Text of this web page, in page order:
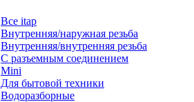
Все itap
Внутренняя/наружная резьба
Внутренняя/внутренняя резьба
С разъемным соединением
Mini
Для бытовой техники
Водоразборные